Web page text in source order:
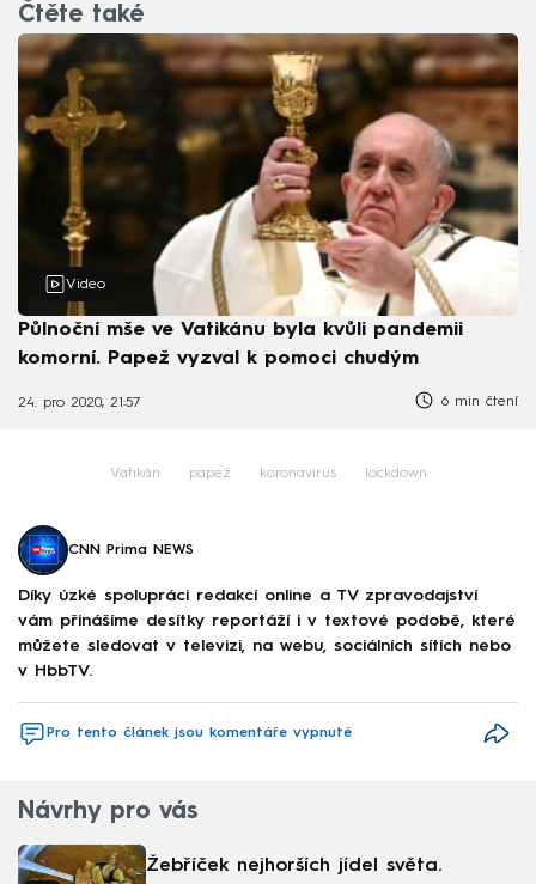
Čtěte také
Video
Půlnoční mše ve Vatikánu byla kvůli pandemii
komorní. Papež vyzval k pomoci chudým
24. pro 2020, 21:57 6 min čtení
Vatikán papež koronavirus lockdown
CNN Prima NEWS
Díky úzké spolupráci redakcí online a TV zpravodajství
vám přinášíme desítky reportáží i v textové podobě, které
můžete sledovat v televizi, na webu, sociálních sítích nebo
v HbbTV.
Pro tento článek jsou komentáře vypnuté
Návrhy pro vás
Žebříček nejhorších jídel světa.